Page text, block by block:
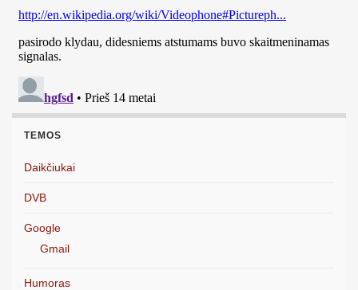
TEMOS
Daikčiukai
DVB
Google
Gmail
Humoras